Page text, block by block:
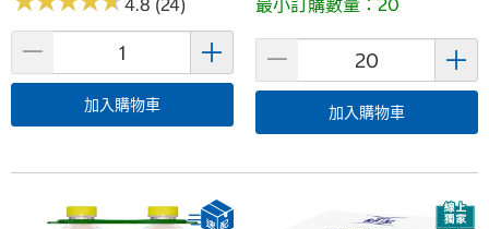
4.8 (24)
加入購物車
最小訂購數量：20
加入購物車